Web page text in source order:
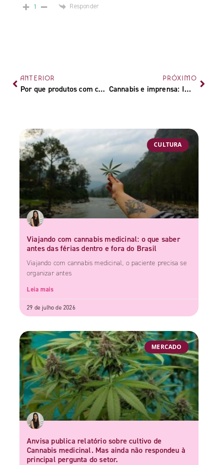
1 Responder
ANTERIOR
Por que produtos com carvão ativado estão na moda?
PRÓXIMO
Cannabis e imprensa: Importância mercado da planta
CULTURA
Viajando com cannabis medicinal: o que saber
antes das férias dentro e fora do Brasil
Viajando com cannabis medicinal, o paciente precisa se
organizar antes
Leia mais
29 de julho de 2026
MERCADO
Anvisa publica relatório sobre cultivo de
Cannabis medicinal. Mas ainda não respondeu à
principal pergunta do setor.